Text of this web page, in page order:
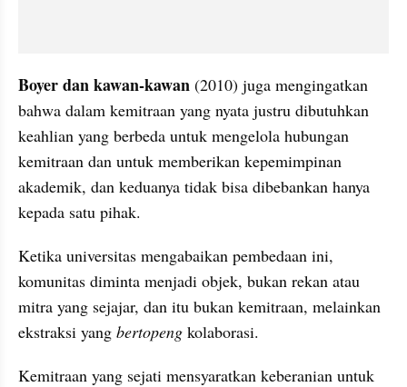
Boyer dan kawan-kawan (2010) juga mengingatkan
bahwa dalam kemitraan yang nyata justru dibutuhkan
keahlian yang berbeda untuk mengelola hubungan
kemitraan dan untuk memberikan kepemimpinan
akademik, dan keduanya tidak bisa dibebankan hanya
kepada satu pihak.
Ketika universitas mengabaikan pembedaan ini,
komunitas diminta menjadi objek, bukan rekan atau
mitra yang sejajar, dan itu bukan kemitraan, melainkan
ekstraksi yang bertopeng kolaborasi.
Kemitraan yang sejati mensyaratkan keberanian untuk